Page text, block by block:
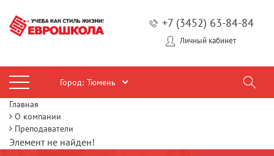
+7 (3452) 63-84-84
Личный кабинет
Город: Тюмень
Главная
О компании
Преподаватели
Элемент не найден!